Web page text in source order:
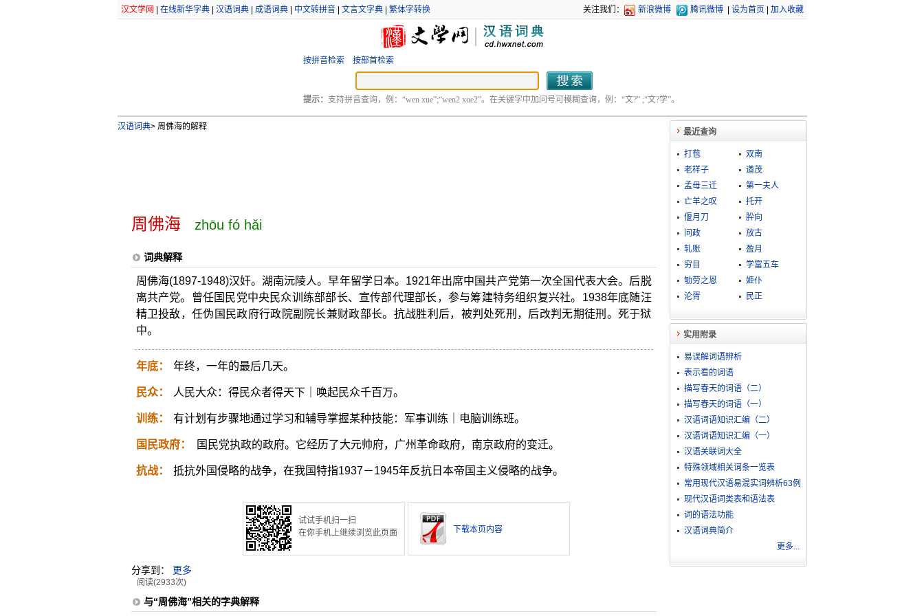
汉文学网 在线新华字典| 汉语词典| 成语词典| 中文转拼音| 文言文字典| 繁体字转换 关注我们： 新浪微博 腾讯微博 设为首页 加入收藏
按拼音检索 按部首检索
提示： 支持拼音查询，例：“wen xue”;“wen2 xue2”。在关键字中加问号可模糊查询，例：“文?” ;“文?学”。
汉语词典>周佛海的解释
周佛海 zhōu fó hǎi
词典解释
周佛海(1897-1948)汉奸。湖南沅陵人。早年留学日本。1921年出席中国共产党第一次全国代表大会。后脱
离共产党。曾任国民党中央民众训练部部长、宣传部代理部长，参与筹建特务组织复兴社。1938年底随汪
精卫投敌，任伪国民政府行政院副院长兼财政部长。抗战胜利后，被判处死刑，后改判无期徒刑。死于狱
中。
年底： 年终，一年的最后几天。
民众： 人民大众：得民众者得天下｜唤起民众千百万。
训练： 有计划有步骤地通过学习和辅导掌握某种技能：军事训练｜电脑训练班。
国民政府： 国民党执政的政府。它经历了大元帅府，广州革命政府，南京政府的变迁。
抗战： 抵抗外国侵略的战争，在我国特指1937－1945年反抗日本帝国主义侵略的战争。
试试手机扫一扫
在你手机上继续浏览此页面
下载本页内容
分享到： 更多
阅读(2933次)
与“周佛海”相关的字典解释
最近查询
打苞
双南
老样子
遒茂
孟母三迁
第一夫人
亡羊之叹
托开
偃月刀
肸向
问政
放古
轧账
盈月
穷目
学富五车
劬劳之恩
姬仆
沦胥
民正
实用附录
易误解词语辨析
表示看的词语
描写春天的词语（二）
描写春天的词语（一）
汉语词语知识汇编（二）
汉语词语知识汇编（一）
汉语关联词大全
特殊领域相关词条一览表
常用现代汉语易混实词辨析63例
现代汉语词类表和语法表
词的语法功能
汉语词典简介
更多...